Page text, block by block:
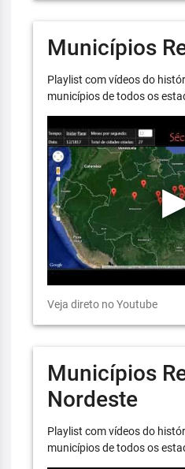
Municípios
Playlist com vídeos do
municípios de todos os
Veja direto no Youtube
Municípios
Nordeste
Playlist com vídeos do
municípios de todos os